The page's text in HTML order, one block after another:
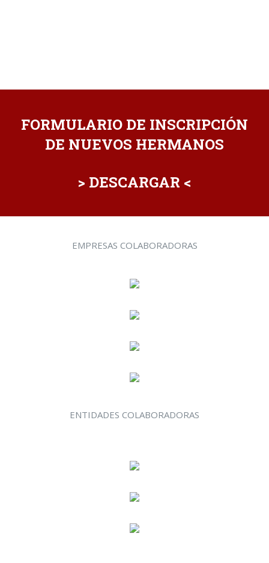
FORMULARIO DE INSCRIPCIÓN
DE NUEVOS HERMANOS
> DESCARGAR <
EMPRESAS COLABORADORAS
ENTIDADES COLABORADORAS